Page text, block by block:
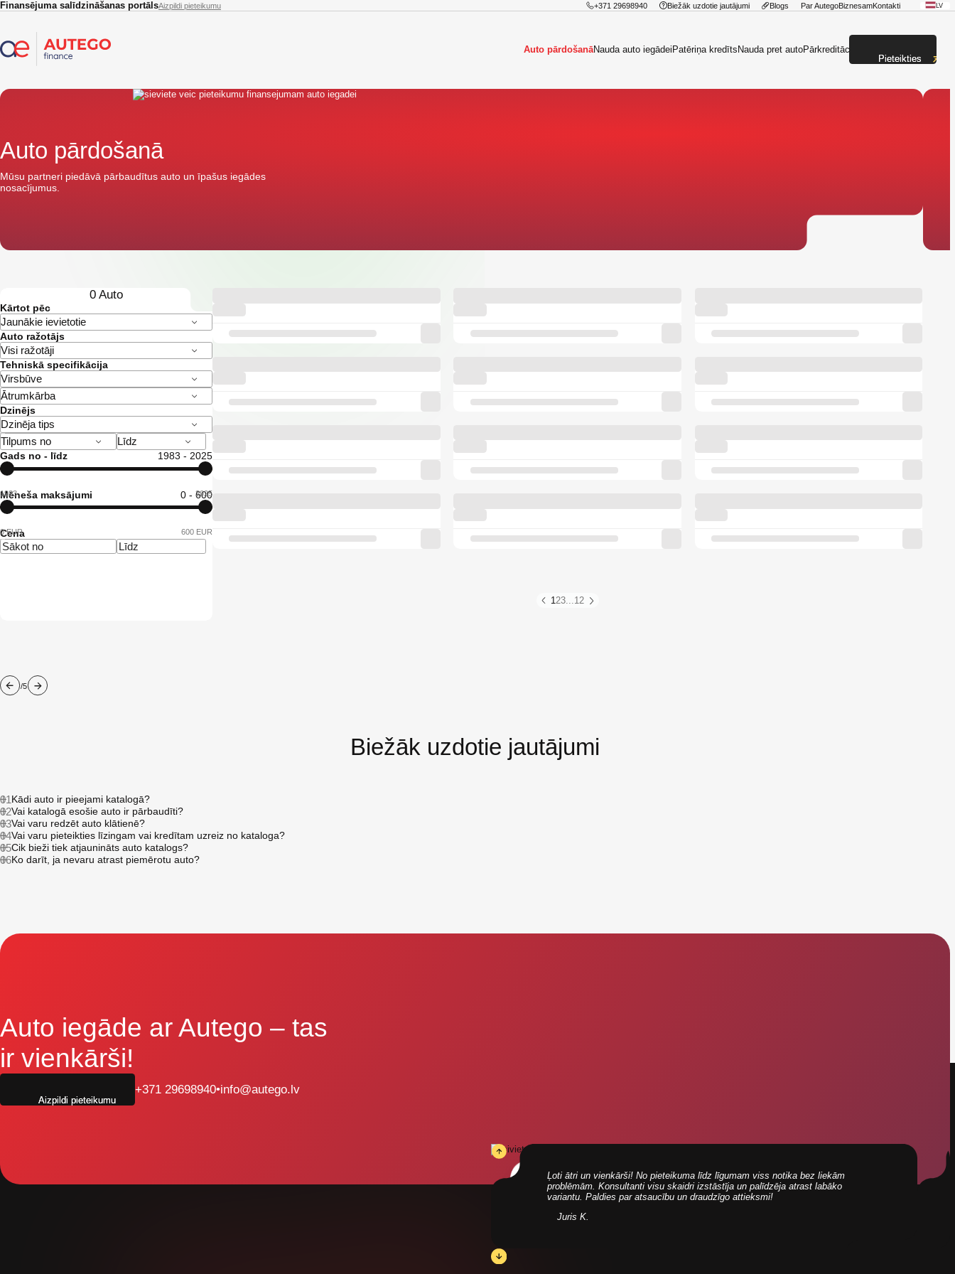
Skip to main content
Finansējuma salīdzināšanas portālsAizpildi pieteikumu +371 29698940 Biežāk uzdotie jautājumi Blogs Par AutegoBiznesamKontakti LV
Auto pārdošanāNauda auto iegādeiPatēriņa kredītsNauda pret autoPārkreditācija
Auto pārdošanā
Mūsu partneri piedāvā pārbaudītus auto un īpašus iegādes
nosacījumus.
0Auto
Kārtot pēc
Auto ražotājs
Tehniskā specifikācija
Dzinējs
Gads no - līdz 1983 - 2025
1983 2025
Mēneša maksājumi 0 - 600
0 EUR 600 EUR
Cena
123...12
/5
Biežāk uzdotie jautājumi
01Kādi auto ir pieejami katalogā?
02Vai katalogā esošie auto ir pārbaudīti?
03Vai varu redzēt auto klātienē?
04Vai varu pieteikties līzingam vai kredītam uzreiz no kataloga?
05Cik bieži tiek atjaunināts auto katalogs?
06Ko darīt, ja nevaru atrast piemērotu auto?
Auto iegāde ar Autego – tas
ir vienkārši!
+371 29698940•info@autego.lv
Ļoti ātri un vienkārši! No pieteikuma līdz līgumam viss notika bez liekām
problēmām. Konsultanti visu skaidri izstāstīja un palīdzēja atrast labāko
variantu. Paldies par atsaucību un draudzīgo attieksmi!
Juris K.